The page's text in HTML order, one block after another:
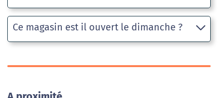
Ce magasin est il ouvert le dimanche ?